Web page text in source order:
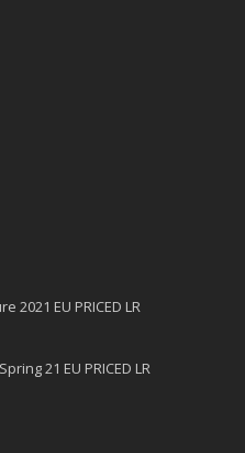
2021 EU PRICED LR
21 EU PRICED LR